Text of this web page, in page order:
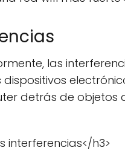
las
detrás de
interferencias</h3>